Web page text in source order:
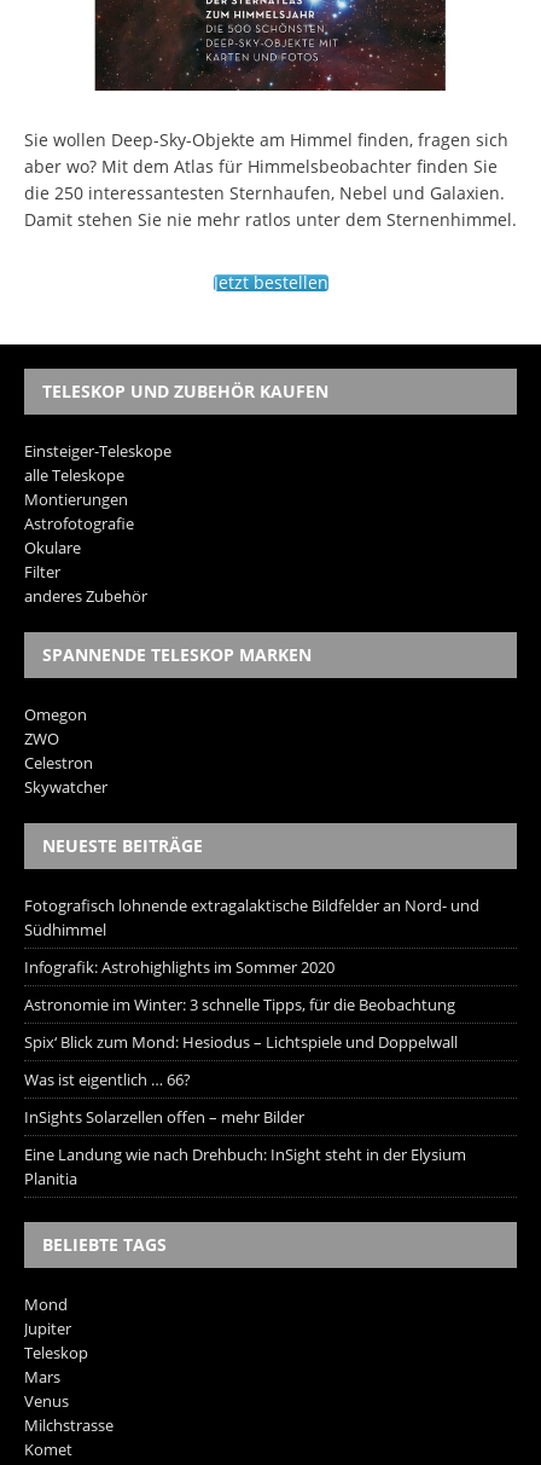
Sie wollen Deep-Sky-Objekte am Himmel finden, fragen sich
aber wo? Mit dem Atlas für Himmelsbeobachter finden Sie
die 250 interessantesten Sternhaufen, Nebel und Galaxien.
Damit stehen Sie nie mehr ratlos unter dem Sternenhimmel.
Jetzt bestellen
TELESKOP UND ZUBEHÖR KAUFEN
Einsteiger-Teleskope
alle Teleskope
Montierungen
Astrofotografie
Okulare
Filter
anderes Zubehör
SPANNENDE TELESKOP MARKEN
Omegon
ZWO
Celestron
Skywatcher
NEUESTE BEITRÄGE
Fotografisch lohnende extragalaktische Bildfelder an Nord- und
Südhimmel
Infografik: Astrohighlights im Sommer 2020
Astronomie im Winter: 3 schnelle Tipps, für die Beobachtung
Spix‘ Blick zum Mond: Hesiodus – Lichtspiele und Doppelwall
Was ist eigentlich … 66?
InSights Solarzellen offen – mehr Bilder
Eine Landung wie nach Drehbuch: InSight steht in der Elysium
Planitia
BELIEBTE TAGS
Mond
Jupiter
Teleskop
Mars
Venus
Milchstrasse
Komet